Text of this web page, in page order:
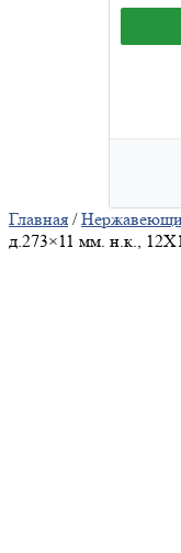
Главная /
д.273×11 мм. н.к.,